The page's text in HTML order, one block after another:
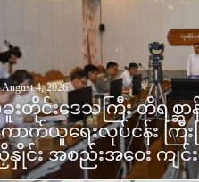
August 4, 2026
းတိုင်းဒေသကြီး တိရစ္ဆာ
ာက်ယူရေးလုပ်ငန်း ကြီ
င်း အစည်းအဝေး ကျင်
August 1, 2026
ငံတော်အစိုးရသစ်၏ ရက်(
၌ ရန်ကုန်-ပြည်ရထား
န်/အမှတ်(၇၄)အစုန်အဖြ
င်းအသစ်များဖြင့် စတင်
မ်းအနား ကျင်းပပြုလုပ်
July 24,
ပဲခူးတ